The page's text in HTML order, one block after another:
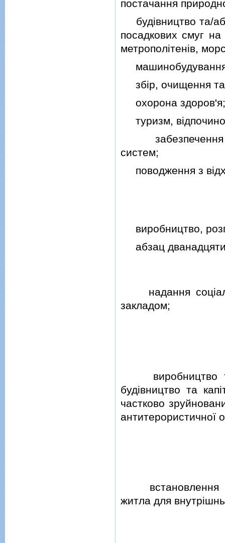
постачання
будiвництво та/
посадкових смуг
метрополiтенiв,
збiр, очищення та
охорона здоров'я;
туризм,
забезпечення
систем;
поводження з
виробництво,
абзац
надання
закладом;
виробництво та
будiвництво та
частково
антитерористичної
встановлення
житла для